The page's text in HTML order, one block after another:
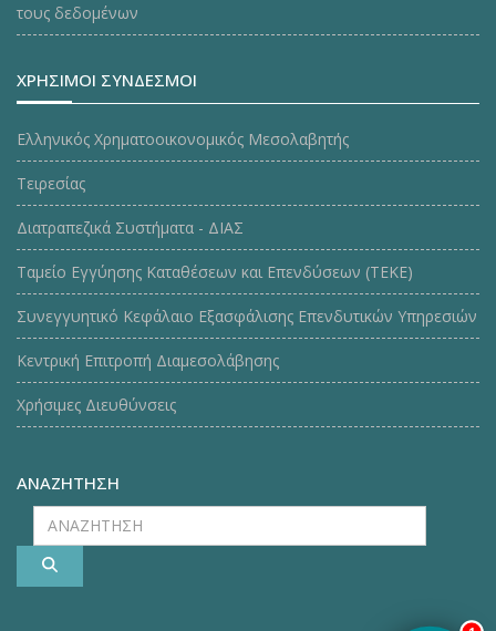
τους δεδομένων
ΧΡΗΣΙΜΟΙ ΣΥΝΔΕΣΜΟΙ
Ελληνικός Χρηματοοικονομικός Μεσολαβητής
Τειρεσίας
Διατραπεζικά Συστήματα - ΔΙΑΣ
Ταμείο Εγγύησης Καταθέσεων και Επενδύσεων (ΤΕΚE)
Συνεγγυητικό Κεφάλαιο Εξασφάλισης Επενδυτικών Υπηρεσιών
Κεντρική Επιτροπή Διαμεσολάβησης
Χρήσιμες Διευθύνσεις
ΑΝΑΖΗΤΗΣΗ
ΑΝΑΖΗΤΗΣΗ